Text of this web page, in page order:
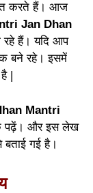
करते हैं। आज
Jan Dhan
रहे हैं। यदि आप
बने रहे। इसमें
|
Mantri
और इस लेख
बताई गई है।